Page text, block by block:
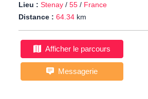
Lieu : Stenay / 55 / France
Distance : 64.34 km
Afficher le parcours
Messagerie